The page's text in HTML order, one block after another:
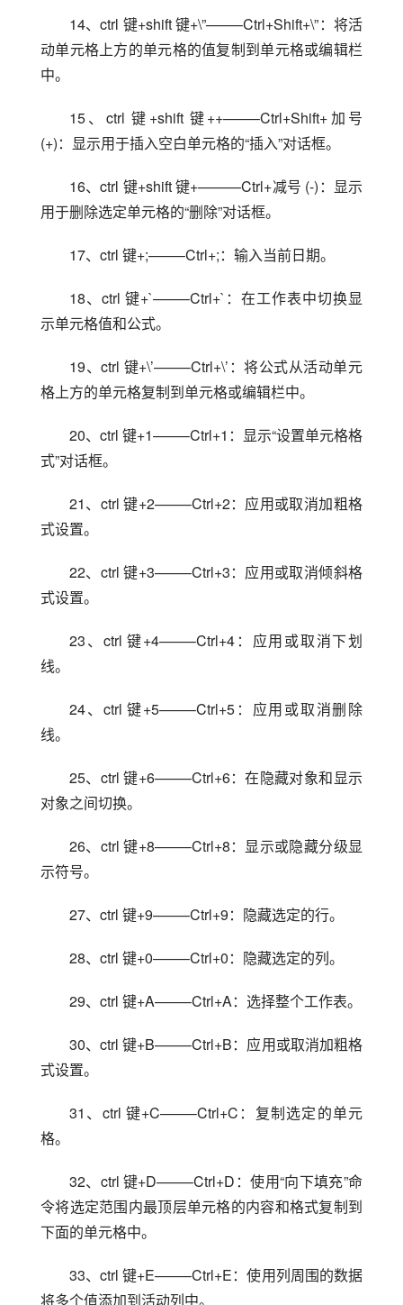
14、ctrl 键+shift 键+\”——–Ctrl+Shift+\”：将活
动单元格上方的单元格的值复制到单元格或编辑栏
中。
15、ctrl 键+shift 键++——–Ctrl+Shift+加号
(+)：显示用于插入空白单元格的“插入”对话框。
16、ctrl 键+shift 键+———Ctrl+减号 (-)：显示
用于删除选定单元格的“删除”对话框。
17、ctrl 键+;——–Ctrl+;：输入当前日期。
18、ctrl 键+`——–Ctrl+`：在工作表中切换显
示单元格值和公式。
19、ctrl 键+\’——–Ctrl+\’：将公式从活动单元
格上方的单元格复制到单元格或编辑栏中。
20、ctrl 键+1——–Ctrl+1：显示“设置单元格格
式”对话框。
21、ctrl 键+2——–Ctrl+2：应用或取消加粗格
式设置。
22、ctrl 键+3——–Ctrl+3：应用或取消倾斜格
式设置。
23、ctrl 键+4——–Ctrl+4：应用或取消下划
线。
24、ctrl 键+5——–Ctrl+5：应用或取消删除
线。
25、ctrl 键+6——–Ctrl+6：在隐藏对象和显示
对象之间切换。
26、ctrl 键+8——–Ctrl+8：显示或隐藏分级显
示符号。
27、ctrl 键+9——–Ctrl+9：隐藏选定的行。
28、ctrl 键+0——–Ctrl+0：隐藏选定的列。
29、ctrl 键+A——–Ctrl+A：选择整个工作表。
30、ctrl 键+B——–Ctrl+B：应用或取消加粗格
式设置。
31、ctrl 键+C——–Ctrl+C：复制选定的单元
格。
32、ctrl 键+D——–Ctrl+D：使用“向下填充”命
令将选定范围内最顶层单元格的内容和格式复制到
下面的单元格中。
33、ctrl 键+E——–Ctrl+E：使用列周围的数据
将多个值添加到活动列中。